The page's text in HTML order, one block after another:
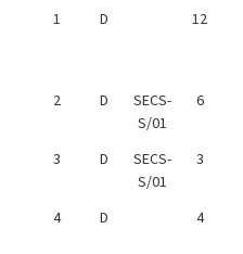
1 D 12
2 D
SECS-
S/01
6
3 D
SECS-
S/01
3
4 D 4